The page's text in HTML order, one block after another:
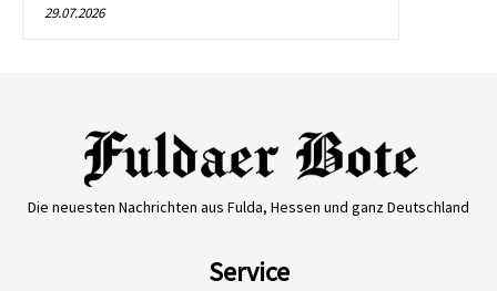
29.07.2026
Die neuesten Nachrichten aus Fulda, Hessen und ganz Deutschland
Service